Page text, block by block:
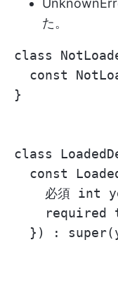
た。
class
const
}
class
const
必須 int
required
}) :